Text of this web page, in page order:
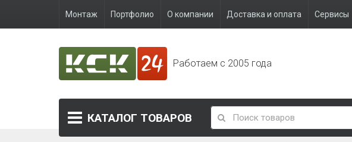
Монтаж Портфолио О компании Доставка и оплата Сервисы
Работаем с 2005 года
КАТАЛОГ ТОВАРОВ